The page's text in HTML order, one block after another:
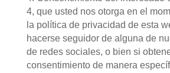
4, que usted nos otorga en el
la política de privacidad de esta
hacerse seguidor de alguna de
de redes sociales, o bien si
consentimiento de manera